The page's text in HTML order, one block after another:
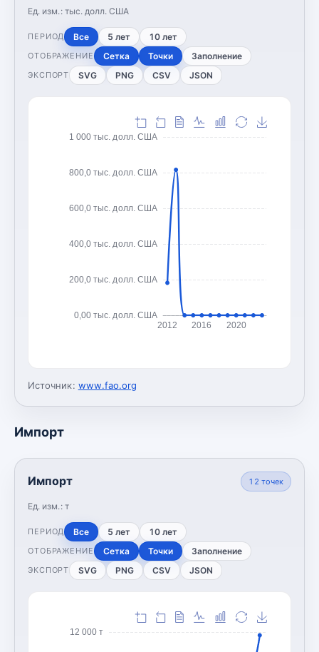
Ед. изм.: тыс. долл. США
ПЕРИОД Все 5 лет 10 лет
ОТОБРАЖЕНИЕ Сетка Точки Заполнение
ЭКСПОРТ SVG PNG CSV JSON
0,00 тыс. долл. США
200,0 тыс. долл. США
400,0 тыс. долл. США
600,0 тыс. долл. США
800,0 тыс. долл. США
1 000 тыс. долл. США
2012 2016 2020
Источник: www.fao.org
Импорт
Импорт
Ед. изм.: т
12 точек
ПЕРИОД Все 5 лет 10 лет
ОТОБРАЖЕНИЕ Сетка Точки Заполнение
ЭКСПОРТ SVG PNG CSV JSON
12 000 т